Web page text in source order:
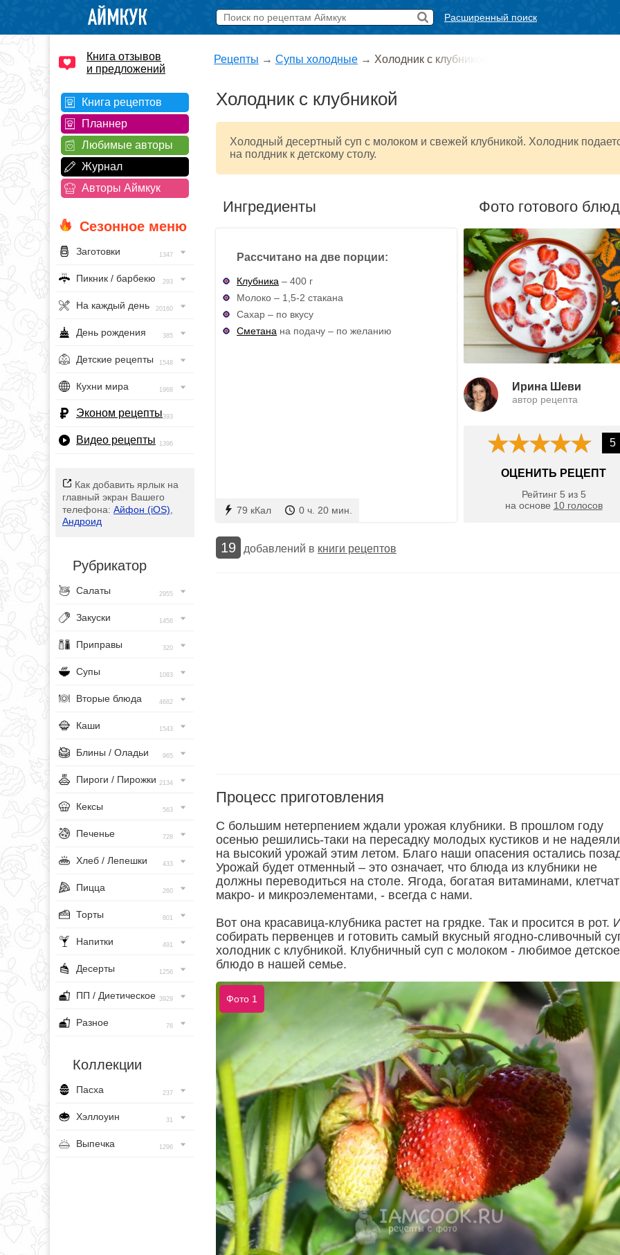
Расширенный поиск
Книга отзывов
и предложений
Книга рецептов
Планнер
Любимые авторы
Журнал
Авторы Аймкук
Сезонное меню
Заготовки 1347
Пикник / барбекю 293
На каждый день 20160
День рождения 385
Детские рецепты 1548
Кухни мира 1968
Эконом рецепты393
Видео рецепты 1396
Как добавить ярлык на
главный экран Вашего
телефона: Айфон (iOS)
Андроид
Рубрикатор
Салаты 2955
Закуски 1456
Приправы 320
Супы 1083
Вторые блюда 4682
Каши 1543
Блины / Оладьи 965
Пироги / Пирожки 2134
Кексы 563
Печенье 728
Хлеб / Лепешки 433
Пицца 260
Торты 801
Напитки 491
Десерты 1256
ПП / Диетическое 3929
Разное 76
Коллекции
Пасха 237
Хэллоуин 31
Выпечка 1296
Рецепты → Супы холодные → Холодник с клубникой
Холодник с клубникой
Холодный десертный суп с молоком и свежей клубникой. Холодник
на полдник к детскому столу.
Ингредиенты
Рассчитано на две порции:
Клубника – 400 г
Молоко – 1,5-2 стакана
Сахар – по вкусу
Сметана на подачу – по желанию
79 кКал 0 ч. 20 мин.
Фото готового
Ирина Шеви
автор рецепта
5
ОЦЕНИТЬ РЕЦЕПТ
Рейтинг 5 из 5
на основе 10голосов
19 добавлений в книги рецептов
Процесс приготовления
С большим нетерпением ждали урожая клубники. В прошлом году
осенью решились-таки на пересадку молодых кустиков и не
на высокий урожай этим летом. Благо наши опасения остались
Урожай будет отменный – это означает, что блюда из клубники не
должны переводиться на столе. Ягода, богатая витаминами,
макро- и микроэлементами, - всегда с нами.
Вот она красавица-клубника растет на грядке. Так и просится в рот.
собирать первенцев и готовить самый вкусный ягодно-сливочный
холодник с клубникой. Клубничный суп с молоком - любимое детское
блюдо в нашей семье.
Фото 1